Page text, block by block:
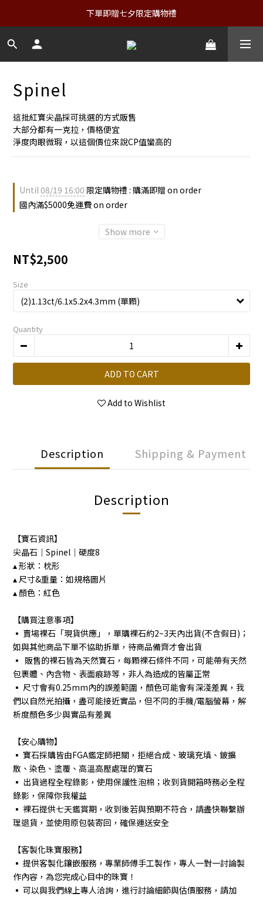
下單即贈七夕限定購物禮
Spinel
這批紅寶尖晶採可挑選的方式販售
大部分都有一克拉，價格便宜
淨度肉眼微瑕，以這個價位來說CP值蠻高的
Until08/19 16:00 限定購物禮 : 購滿即贈 on order
國內滿$5000免運費 on order
Show more
NT$2,500
Size
Quantity
ADD TO CART
Add to Wishlist
Description Shipping & Payment
Description
【寶石資訊】
尖晶石｜Spinel｜硬度8
▴ 形狀：枕形
▴ 尺寸&重量：如規格圖片
▴ 顏色：紅色
【購買注意事項】
▪︎ 賣場裸石「現貨供應」，單購裸石約2~3天內出貨(不含假日)；
如與其他商品下單不協助拆單，待商品備齊才會出貨
▪︎ 販售的裸石皆為天然寶石，每顆裸石條件不同，可能帶有天然
包裹體、內含物、表面痕跡等，非人為造成的皆屬正常
▪︎ 尺寸會有0.25mm內的誤差範圍，顏色可能會有深淺差異，我
們以自然光拍攝，盡可能接近實品，但不同的手機/電腦螢幕，解
析度顏色多少與實品有差異
【安心購物】
▪︎ 寶石採購皆由FGA鑑定師把關，拒絕合成、玻璃充填、鈹擴
散、染色、塗覆、高溫高壓處理的寶石
▪︎ 出貨過程全程錄影，使用保護性泡棉；收到貨開箱時務必全程
錄影，保障你我權益
▪︎ 裸石提供七天鑑賞期，收到後若與預期不符合，請盡快聯繫辦
理退貨，並使用原包裝寄回，確保運送安全
【客製化珠寶服務】
▪︎ 提供客製化鑲嵌服務，專業師傅手工製作，專人一對一討論製
作內容，為您完成心目中的珠寶！
▪︎ 可以與我們線上專人洽詢，進行討論細節與估價服務，請加